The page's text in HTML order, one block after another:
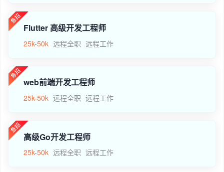
Flutter 高级开发工程师
25k-50k 远程全职 远程工作
web前端开发工程师
25k-50k 远程全职 远程工作
高级Go开发工程师
25k-50k 远程全职 远程工作